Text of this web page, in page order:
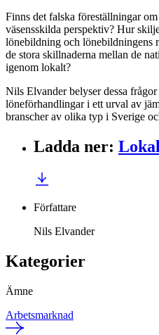
Finns det falska föreställningar
väsensskilda perspektiv? Hur
lönebildning och lönebildningens
de stora skillnaderna mellan de
igenom lokalt?
Nils Elvander belyser dessa
löneförhandlingar i ett urval av
branscher av olika typ i Sverige
Ladda ner:
Författare
Nils Elvander
Kategorier
Ämne
Arbetsmarknad